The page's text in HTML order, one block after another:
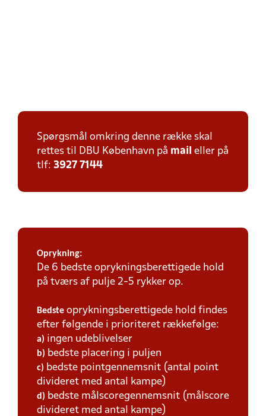
Spørgsmål omkring denne række skal
rettes til DBU København på mail eller på
tlf: 3927 7144
Oprykning:
De 6 bedste oprykningsberettigede hold
på tværs af pulje 2-5 rykker op.
Bedste oprykningsberettigede hold findes
efter følgende i prioriteret rækkefølge:
a) ingen udeblivelser
b) bedste placering i puljen
c) bedste pointgennemsnit (antal point
divideret med antal kampe)
d) bedste målscoregennemsnit (målscore
divideret med antal kampe)